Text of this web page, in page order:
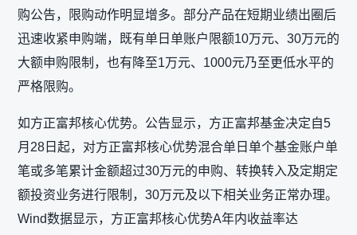
购公告，限购动作明显增多。部分产品在短期业绩出圈后
迅速收紧申购端，既有单日单账户限额10万元、30万元的
大额申购限制，也有降至1万元、1000元乃至更低水平的
严格限购。
如方正富邦核心优势。公告显示，方正富邦基金决定自5
月28日起，对方正富邦核心优势混合单日单个基金账户单
笔或多笔累计金额超过30万元的申购、转换转入及定期定
额投资业务进行限制，30万元及以下相关业务正常办理。
Wind数据显示，方正富邦核心优势A年内收益率达